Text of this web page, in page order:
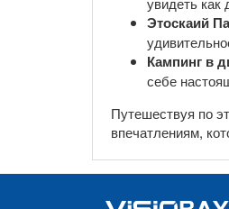
Этоскаий
Кампинг в
себе
Путешествуя по
впечатлениям,